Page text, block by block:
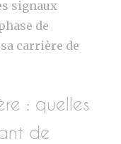
signaux
de
carrière de
: quelles
de